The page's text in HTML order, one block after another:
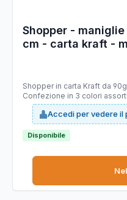
Shopper -
cm - carta kraft -
Shopper in carta Kraft da
Confezione in 3 colori assortiti. Il mix comprende 10 pz
10 pz in rosso e 5 in argento
Accedi per vedere il
Disponibile